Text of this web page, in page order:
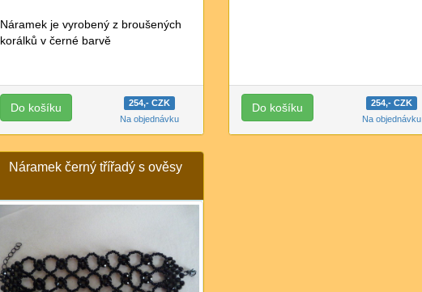
Náramek je vyrobený z broušených
korálků v černé barvě
254,- CZK
Na objednávku
254,- CZK
Na objednávku
Náramek černý třířadý s ověsy